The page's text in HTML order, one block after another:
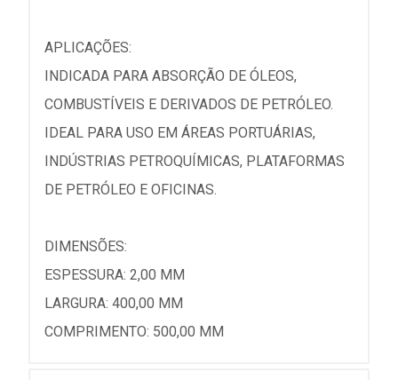
APLICAÇÕES:
INDICADA PARA ABSORÇÃO DE ÓLEOS,
COMBUSTÍVEIS E DERIVADOS DE PETRÓLEO.
IDEAL PARA USO EM ÁREAS PORTUÁRIAS,
INDÚSTRIAS PETROQUÍMICAS, PLATAFORMAS
DE PETRÓLEO E OFICINAS.
DIMENSÕES:
ESPESSURA: 2,00 MM
LARGURA: 400,00 MM
COMPRIMENTO: 500,00 MM